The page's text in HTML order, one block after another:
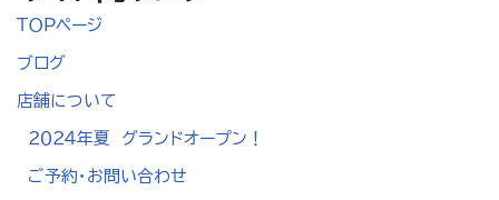
ＴＯＰページ
ブログ
店舗について
２０２４年夏 グランドオープン！
ご予約・お問い合わせ